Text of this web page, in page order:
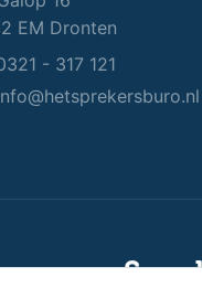
EM Dronten
- 317 121